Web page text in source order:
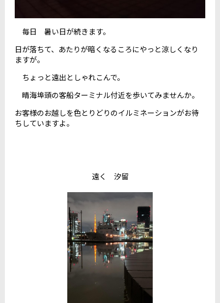
毎日 暑い日が続きます。
日が落ちて、あたりが暗くなるころにやっと涼しくなり
ますが。
ちょっと遠出としゃれこんで。
晴海埠頭の客船ターミナル付近を歩いてみませんか。
お客様のお越しを色とりどりのイルミネーションがお待
ちしていますよ。
遠く 汐留